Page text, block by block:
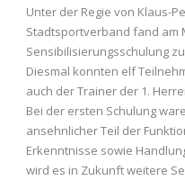
Unter der Regie von Klaus-
Stadtsportverband fand am
Sensibilisierungsschulung
Diesmal konnten elf
auch der Trainer der 1.
Bei der ersten Schulung
ansehnlicher Teil der
Erkenntnisse sowie
wird es in Zukunft weitere